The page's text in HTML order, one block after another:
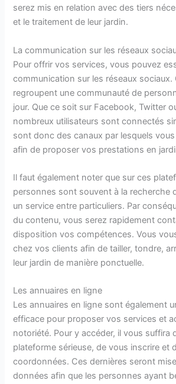
serez mis en relation avec des tiers
et le traitement de leur jardin.
La communication sur les réseaux
Pour offrir vos services, vous pouvez
communication sur les réseaux sociaux.
regroupent une communauté de
jour. Que ce soit sur Facebook, Twitter
nombreux utilisateurs sont connectés
sont donc des canaux par lesquels
afin de proposer vos prestations en
Il faut également noter que sur ces
personnes sont souvent à la recherche
un service entre particuliers. Par
du contenu, vous serez rapidement
disposition vos compétences. Vous
chez vos clients afin de tailler, tondre,
leur jardin de manière ponctuelle.
Les annuaires en ligne
Les annuaires en ligne sont également
efficace pour proposer vos services et
notoriété. Pour y accéder, il vous suffira
plateforme sérieuse, de vous inscrire et
coordonnées. Ces dernières seront
données afin que les personnes ayant